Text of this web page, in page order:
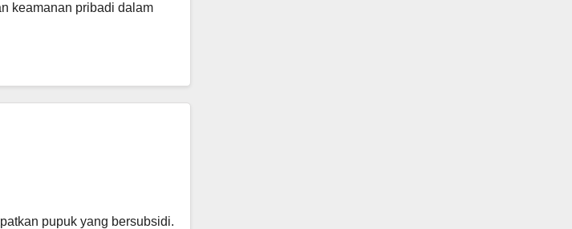
keamanan pribadi dalam
pupuk yang bersubsidi.